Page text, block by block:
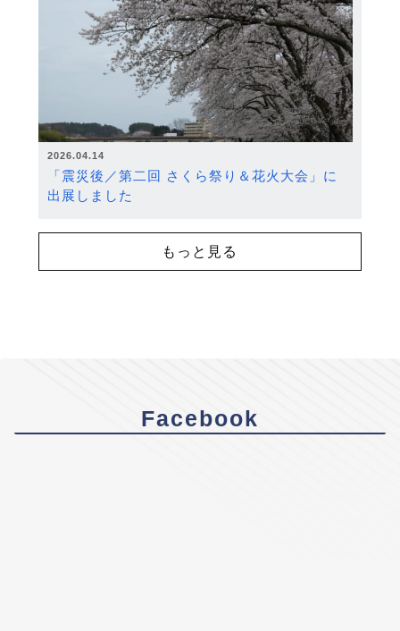
2026.04.14
「震災後／第二回 さくら祭り＆花火大会」に
出展しました
もっと見る
Facebook